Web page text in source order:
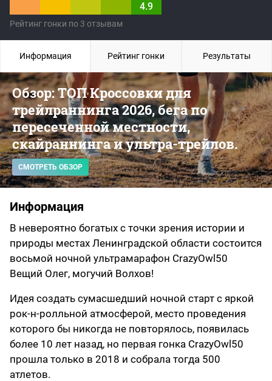
4.9
Рейтинг гонки по 3 отзывам
Обзор: ТОП Кроссовки для
трейлраннинга 2026, бега по
пересеченной местности,
скайраннинга и ультра-трейлов.
СМОТРЕТЬ ОБЗОР
Информация
В невероятно богатых с точки зрения истории и
природы местах Ленинградской области состоится
восьмой ночной ультрамарафон CrazyOwl50
Вещий Олег, могучий Волхов!
Идея создать сумасшедший ночной старт с яркой
рок-н-ролльной атмосферой, место проведения
которого бы никогда не повторялось, появилась
более 10 лет назад, но первая гонка CrazyOwl50
прошла только в 2018 и собрала тогда 500
атлетов.
Информация Рейтинг гонки Результаты